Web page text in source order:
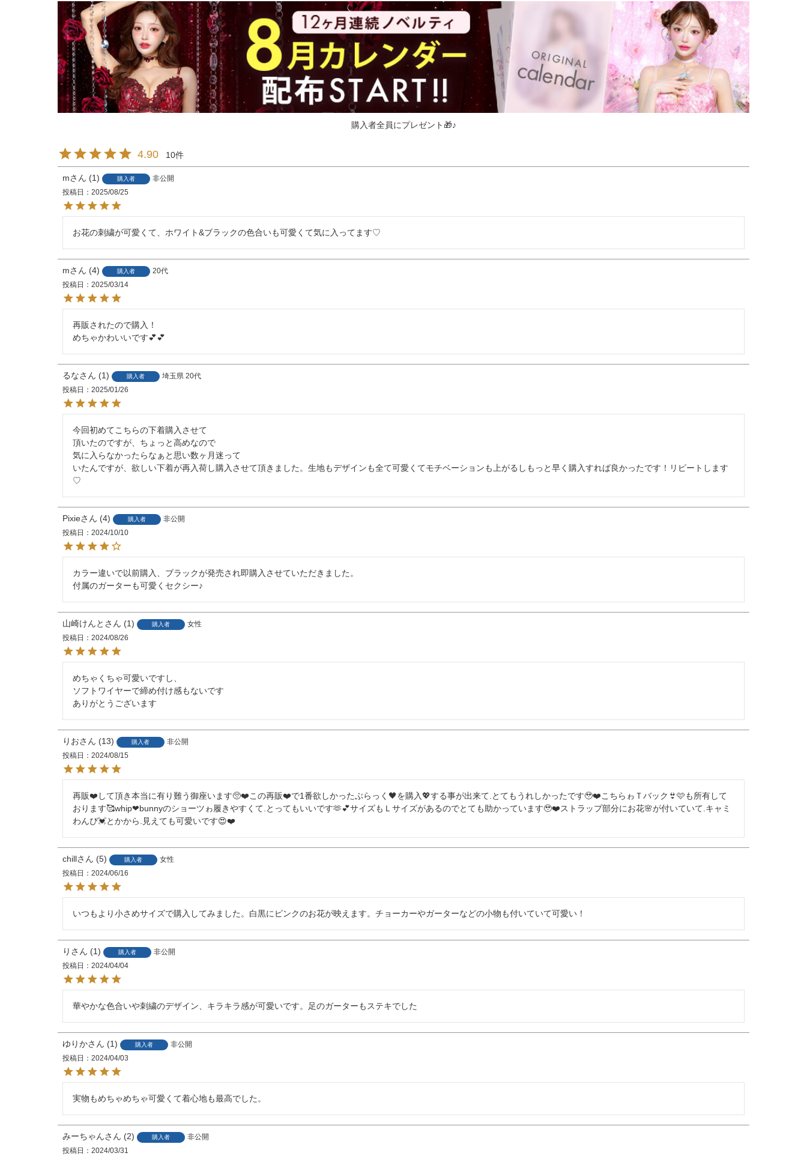
購入者全員にプレゼント🎁♪
4.90 10
m 1 購入者
非公開
投稿日
2025/08/25
m 4 購入者
20代
投稿日
2025/03/14
再販されたので購入！
めちゃかわいいです💕💕
るな 1 購入者 埼玉県 20代
投稿日
2025/01/26
今回初めてこちらの下着購入させて
頂いたのですが、ちょっと高めなので
気に入らなかったらなぁと思い数ヶ月迷って
いたんですが、欲しい下着が再入荷し購入させて頂きました。生地もデザインも全て可愛くてモチベーションも上がるしもっと早く購入すれば良かったです！リピートします
♡
Pixie 4 購入者
非公開
投稿日
2024/10/10
カラー違いで以前購入、ブラックが発売され即購入させていただきました。
付属のガーターも可愛くセクシー♪
山崎けんと 1 購入者
女性
投稿日
2024/08/26
めちゃくちゃ可愛いですし、
ソフトワイヤーで締め付け感もないです
ありがとうございます
りお 13 購入者
非公開
投稿日
2024/08/15
再販❤️して頂き本当に有り難う御座います🥺❤️この再販❤️で1番欲しかったぶらっく🖤を購入💖する事が出来て.とてもうれしかったです🥹❤️こちらゎＴバック👙🩷も所有して
おります🥰whip❤︎bunnyのショーツゎ履きやすくて.とってもいいです🫶💕サイズもＬサイズがあるのでとても助かっています🥹❤️ストラップ部分にお花🌸が付いていて.キャミ
わんぴ💓とかから.見えても可愛いです😍❤️
chill 5 購入者
女性
投稿日
2024/06/16
いつもより小さめサイズで購入してみました。白黒にピンクのお花が映えます。チョーカーやガーターなどの小物も付いていて可愛い！
り 1 購入者
非公開
投稿日
2024/04/04
華やかな色合いや刺繍のデザイン、キラキラ感が可愛いです。足のガーターもステキでした
ゆりか 1 購入者
非公開
投稿日
2024/04/03
実物もめちゃめちゃ可愛くて着心地も最高でした。
みーちゃん 2 購入者
非公開
投稿日
2024/03/31